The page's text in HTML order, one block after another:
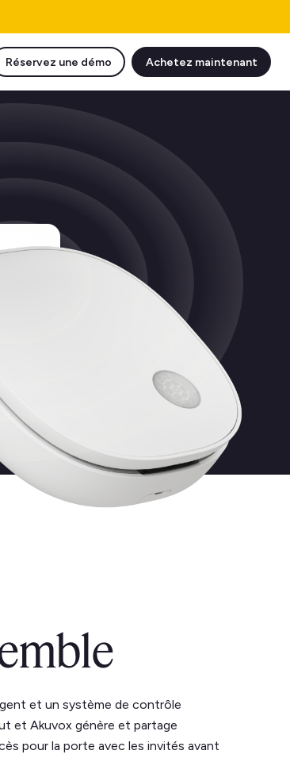
Réservez une démo Achetez maintenant
et un système de contrôle
et Akuvox génère et partage
pour la porte avec les invités avant